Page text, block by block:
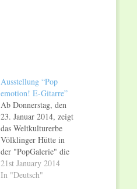
Ausstellung “Pop
emotion! E-Gitarre”
Ab Donnerstag, den
23. Januar 2014, zeigt
das Weltkulturerbe
Völklinger Hütte in
der "PopGalerie" die
Ausstellung "Pop
emotion! E-Gitarre".
21st January 2014
In "Deutsch"